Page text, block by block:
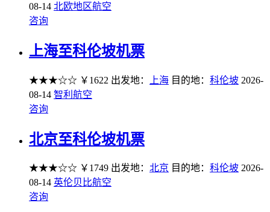
08-14 北欧地区航空
咨询
上海至科伦坡机票
★★★☆☆ ￥1622 出发地： 上海 目的地： 科伦坡 2026-
08-14 智利航空
咨询
北京至科伦坡机票
★★★☆☆ ￥1749 出发地： 北京 目的地： 科伦坡 2026-
08-14 英伦贝比航空
咨询